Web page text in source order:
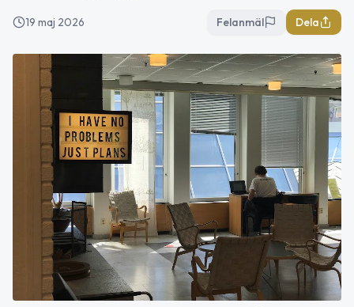
19 maj 2026 Felanmäl Dela